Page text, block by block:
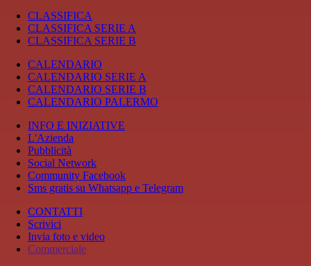
CLASSIFICA
CLASSIFICA SERIE A
CLASSIFICA SERIE B
CALENDARIO
CALENDARIO SERIE A
CALENDARIO SERIE B
CALENDARIO PALERMO
INFO E INIZIATIVE
L'Azienda
Pubblicità
Social Network
Community Facebook
Sms gratis su Whatsapp e Telegram
CONTATTI
Scrivici
Invia foto e video
Commerciale